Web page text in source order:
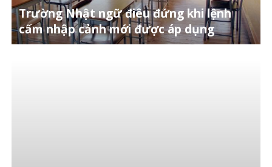
Trường Nhật ngữ điêu đứng khi lệnh
cấm nhập cảnh mới được áp dụng